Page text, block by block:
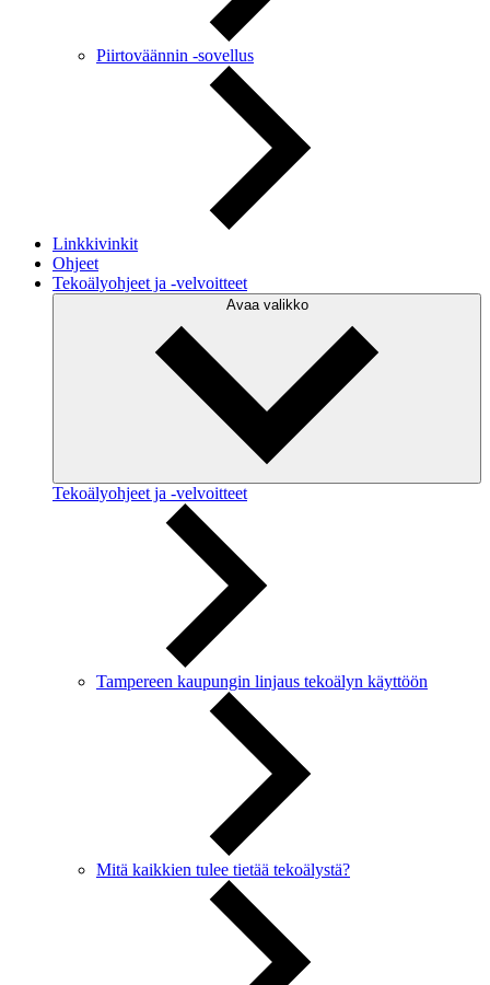
Piirtoväännin -sovellus
Linkkivinkit
Ohjeet
Tekoälyohjeet ja -velvoitteet
Avaa valikko
Tekoälyohjeet ja -velvoitteet
Tampereen kaupungin linjaus tekoälyn käyttöön
Mitä kaikkien tulee tietää tekoälystä?